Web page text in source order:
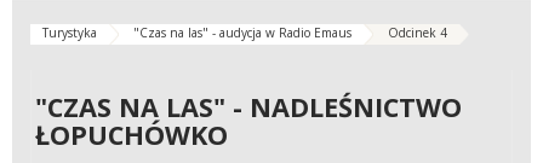
Turystyka "Czas na las" - audycja w Radio Emaus Odcinek 4
"CZAS NA LAS" - NADLEŚNICTWO
ŁOPUCHÓWKO